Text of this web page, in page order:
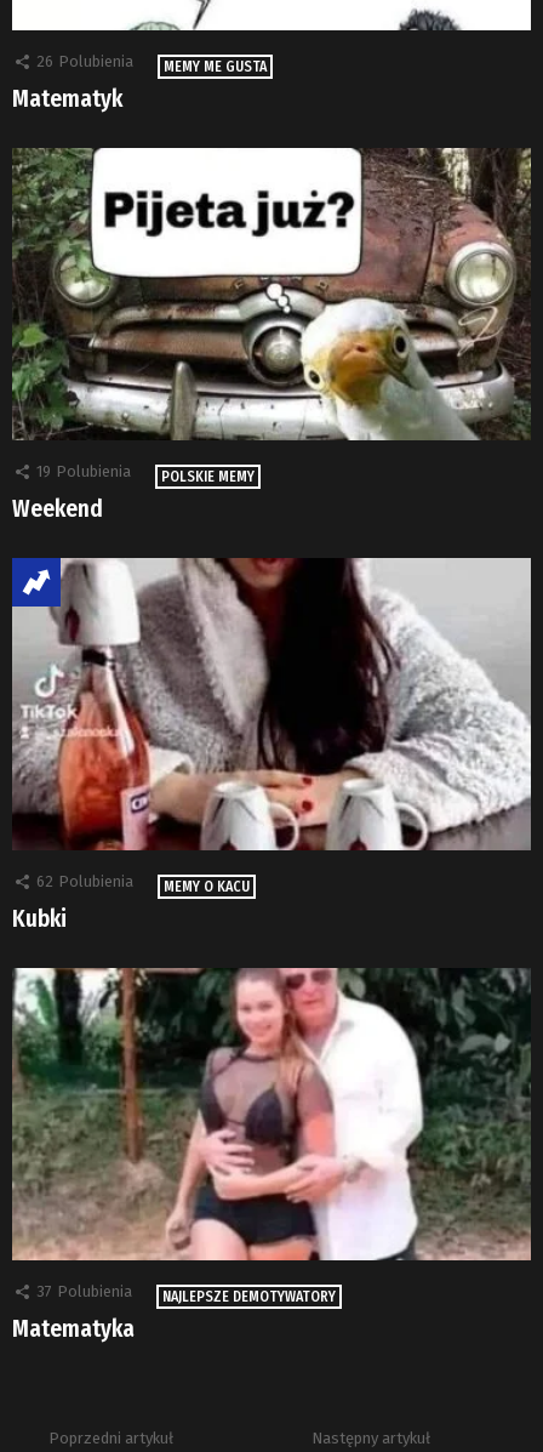
26 Polubienia MEMY ME GUSTA
Matematyk
19 Polubienia POLSKIE MEMY
Weekend
62 Polubienia MEMY O KACU
Kubki
37 Polubienia NAJLEPSZE DEMOTYWATORY
Matematyka
ZobaczPoprzedni artykuł Następny artykuł